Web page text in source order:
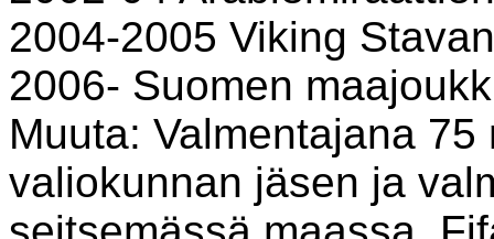
2004-2005 Viking
2006- Suomen
Muuta: Valmentajana
valiokunnan jäsen ja